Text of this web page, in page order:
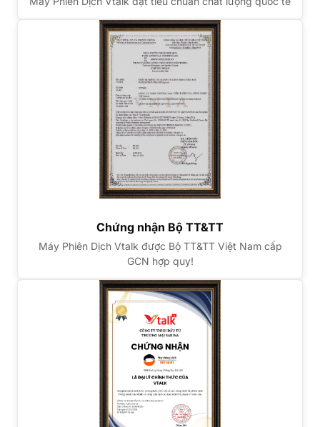
Chứng nhận Bộ TT&TT
Máy Phiên Dịch Vtalk được Bộ TT&TT Việt Nam cấp
GCN hợp quy!